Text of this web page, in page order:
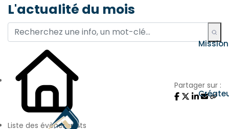
L'actualité du mois
Liste des évènements
Partager sur :